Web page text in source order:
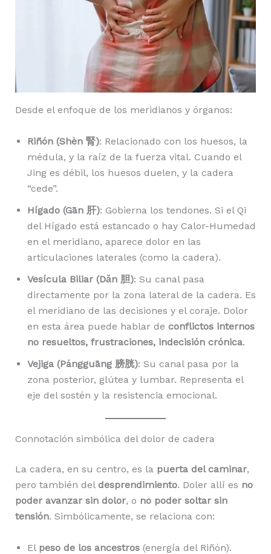
Desde el enfoque de los meridianos y órganos:
Riñón (Shèn 腎): Relacionado con los huesos, la
médula, y la raíz de la fuerza vital. Cuando el
Jing es débil, los huesos duelen, y la cadera
“cede”.
Hígado (Gān 肝): Gobierna los tendones. Si el Qi
del Hígado está estancado o hay Calor-Humedad
en el meridiano, aparece dolor en las
articulaciones laterales (como la cadera).
Vesícula Biliar (Dǎn 胆): Su canal pasa
directamente por la zona lateral de la cadera. Es
el meridiano de las decisiones y el coraje. Dolor
en esta área puede hablar de conflictos internos
no resueltos, frustraciones, indecisión crónica.
Vejiga (Pángguāng 膀胱): Su canal pasa por la
zona posterior, glútea y lumbar. Representa el
eje del sostén y la resistencia emocional.
Connotación simbólica del dolor de cadera
La cadera, en su centro, es la puerta del caminar,
pero también del desprendimiento. Doler allí es no
poder avanzar sin dolor, o no poder soltar sin
tensión. Simbólicamente, se relaciona con:
El peso de los ancestros(energía del Riñón).